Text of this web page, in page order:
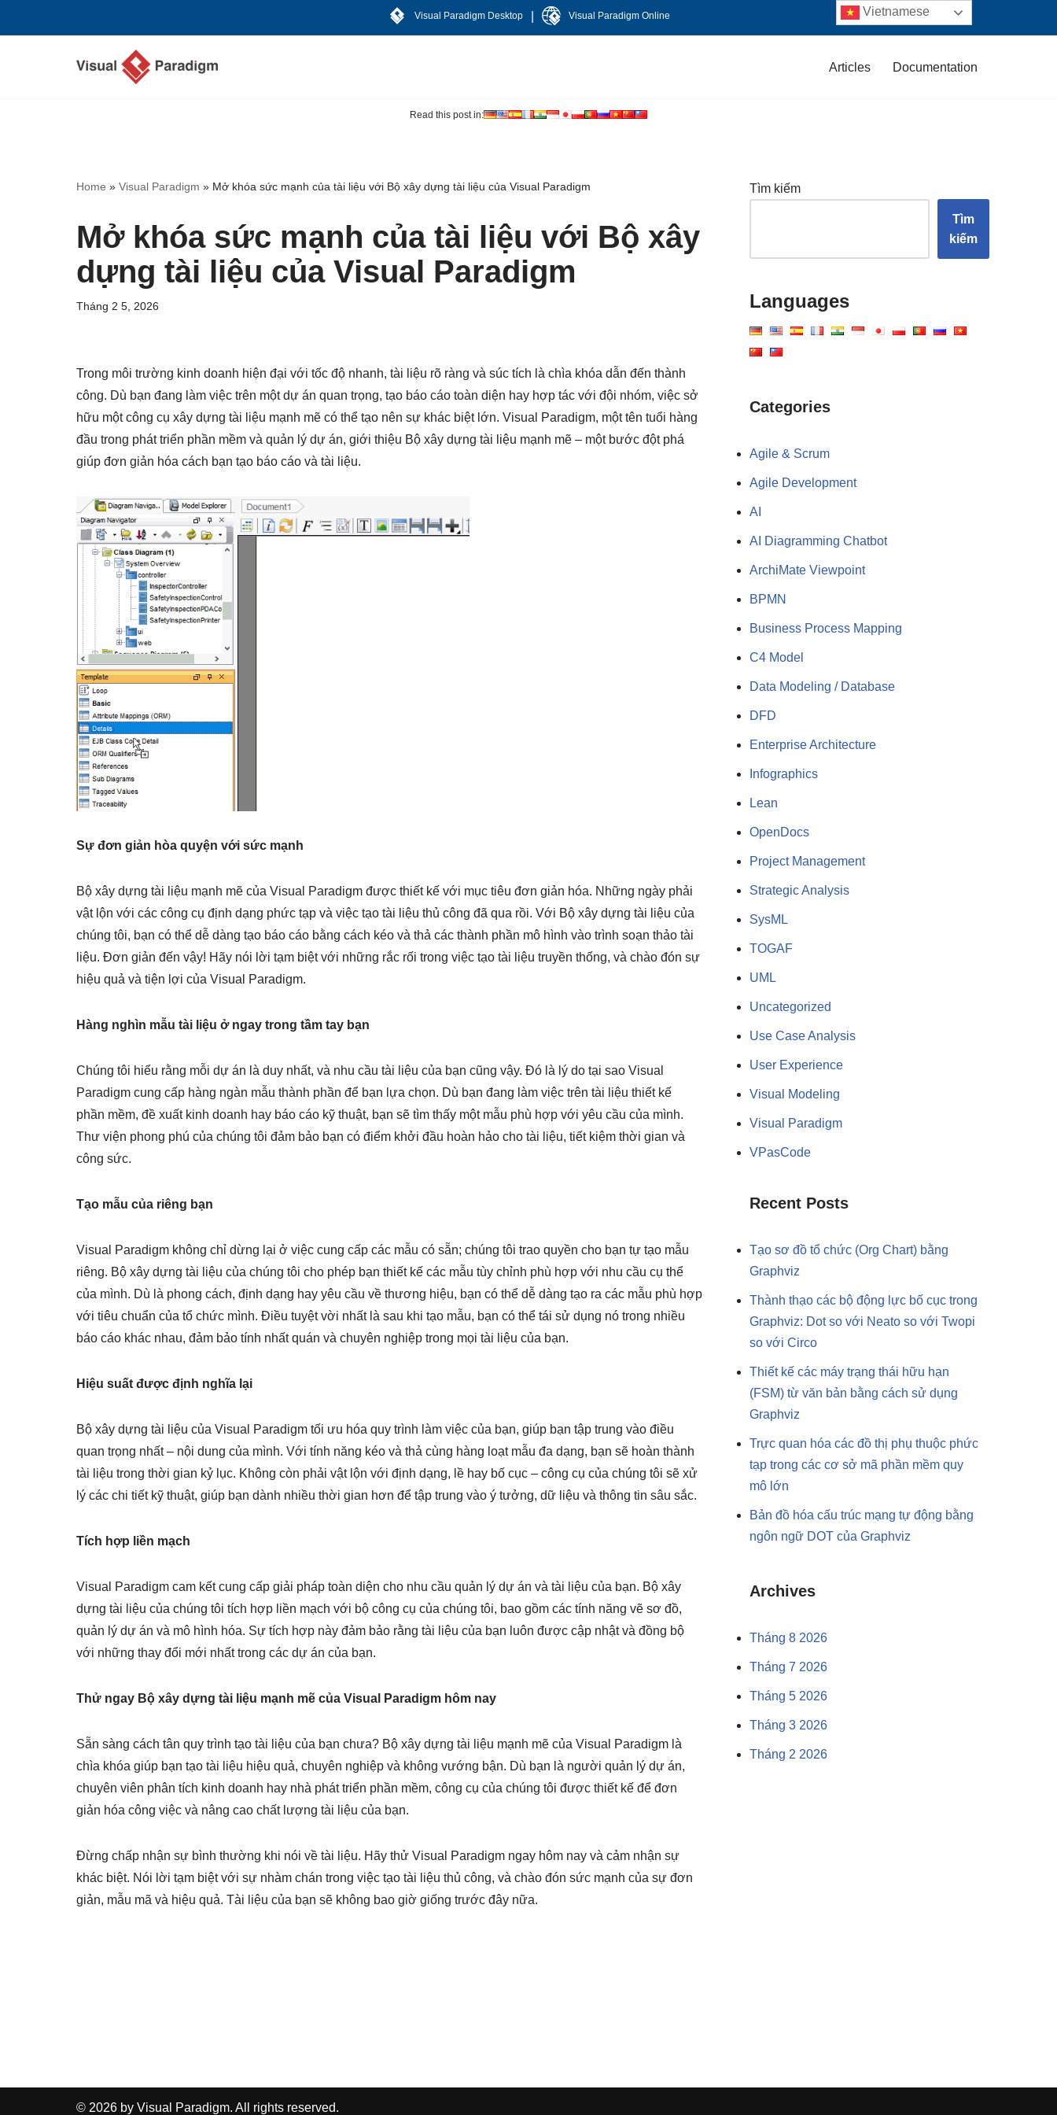
Visual Paradigm Desktop Visual Paradigm Online
Articles Documentation
Read this post in:
Home » Visual Paradigm » Mở khóa sức mạnh của tài liệu với Bộ xây dựng tài liệu của Visual Paradigm
Mở khóa sức mạnh của tài liệu với Bộ xây
dựng tài liệu của Visual Paradigm
Tháng 2 5, 2026
Trong môi trường kinh doanh hiện đại với tốc độ nhanh, tài liệu rõ ràng và súc tích là chìa khóa dẫn đến thành
công. Dù bạn đang làm việc trên một dự án quan trọng, tạo báo cáo toàn diện hay hợp tác với đội nhóm, việc sở
hữu một công cụ xây dựng tài liệu mạnh mẽ có thể tạo nên sự khác biệt lớn. Visual Paradigm, một tên tuổi hàng
đầu trong phát triển phần mềm và quản lý dự án, giới thiệu Bộ xây dựng tài liệu mạnh mẽ – một bước đột phá
giúp đơn giản hóa cách bạn tạo báo cáo và tài liệu.
Sự đơn giản hòa quyện với sức mạnh
Bộ xây dựng tài liệu mạnh mẽ của Visual Paradigm được thiết kế với mục tiêu đơn giản hóa. Những ngày phải
vật lộn với các công cụ định dạng phức tạp và việc tạo tài liệu thủ công đã qua rồi. Với Bộ xây dựng tài liệu của
chúng tôi, bạn có thể dễ dàng tạo báo cáo bằng cách kéo và thả các thành phần mô hình vào trình soạn thảo tài
liệu. Đơn giản đến vậy! Hãy nói lời tạm biệt với những rắc rối trong việc tạo tài liệu truyền thống, và chào đón sự
hiệu quả và tiện lợi của Visual Paradigm.
Hàng nghìn mẫu tài liệu ở ngay trong tầm tay bạn
Chúng tôi hiểu rằng mỗi dự án là duy nhất, và nhu cầu tài liệu của bạn cũng vậy. Đó là lý do tại sao Visual
Paradigm cung cấp hàng ngàn mẫu thành phần để bạn lựa chọn. Dù bạn đang làm việc trên tài liệu thiết kế
phần mềm, đề xuất kinh doanh hay báo cáo kỹ thuật, bạn sẽ tìm thấy một mẫu phù hợp với yêu cầu của mình.
Thư viện phong phú của chúng tôi đảm bảo bạn có điểm khởi đầu hoàn hảo cho tài liệu, tiết kiệm thời gian và
công sức.
Tạo mẫu của riêng bạn
Visual Paradigm không chỉ dừng lại ở việc cung cấp các mẫu có sẵn; chúng tôi trao quyền cho bạn tự tạo mẫu
riêng. Bộ xây dựng tài liệu của chúng tôi cho phép bạn thiết kế các mẫu tùy chỉnh phù hợp với nhu cầu cụ thể
của mình. Dù là phong cách, định dạng hay yêu cầu về thương hiệu, bạn có thể dễ dàng tạo ra các mẫu phù hợp
với tiêu chuẩn của tổ chức mình. Điều tuyệt vời nhất là sau khi tạo mẫu, bạn có thể tái sử dụng nó trong nhiều
báo cáo khác nhau, đảm bảo tính nhất quán và chuyên nghiệp trong mọi tài liệu của bạn.
Hiệu suất được định nghĩa lại
Bộ xây dựng tài liệu của Visual Paradigm tối ưu hóa quy trình làm việc của bạn, giúp bạn tập trung vào điều
quan trọng nhất – nội dung của mình. Với tính năng kéo và thả cùng hàng loạt mẫu đa dạng, bạn sẽ hoàn thành
tài liệu trong thời gian kỷ lục. Không còn phải vật lộn với định dạng, lề hay bố cục – công cụ của chúng tôi sẽ xử
lý các chi tiết kỹ thuật, giúp bạn dành nhiều thời gian hơn để tập trung vào ý tưởng, dữ liệu và thông tin sâu sắc.
Tích hợp liền mạch
Visual Paradigm cam kết cung cấp giải pháp toàn diện cho nhu cầu quản lý dự án và tài liệu của bạn. Bộ xây
dựng tài liệu của chúng tôi tích hợp liền mạch với bộ công cụ của chúng tôi, bao gồm các tính năng vẽ sơ đồ,
quản lý dự án và mô hình hóa. Sự tích hợp này đảm bảo rằng tài liệu của bạn luôn được cập nhật và đồng bộ
với những thay đổi mới nhất trong các dự án của bạn.
Thử ngay Bộ xây dựng tài liệu mạnh mẽ của Visual Paradigm hôm nay
Sẵn sàng cách tân quy trình tạo tài liệu của bạn chưa? Bộ xây dựng tài liệu mạnh mẽ của Visual Paradigm là
chìa khóa giúp bạn tạo tài liệu hiệu quả, chuyên nghiệp và không vướng bận. Dù bạn là người quản lý dự án,
chuyên viên phân tích kinh doanh hay nhà phát triển phần mềm, công cụ của chúng tôi được thiết kế để đơn
giản hóa công việc và nâng cao chất lượng tài liệu của bạn.
Đừng chấp nhận sự bình thường khi nói về tài liệu. Hãy thử Visual Paradigm ngay hôm nay và cảm nhận sự
khác biệt. Nói lời tạm biệt với sự nhàm chán trong việc tạo tài liệu thủ công, và chào đón sức mạnh của sự đơn
giản, mẫu mã và hiệu quả. Tài liệu của bạn sẽ không bao giờ giống trước đây nữa.
Tìm kiếm
Tìm
kiếm
Languages
Categories
Agile & Scrum
Agile Development
AI
AI Diagramming Chatbot
ArchiMate Viewpoint
BPMN
Business Process Mapping
C4 Model
Data Modeling / Database
DFD
Enterprise Architecture
Infographics
Lean
OpenDocs
Project Management
Strategic Analysis
SysML
TOGAF
UML
Uncategorized
Use Case Analysis
User Experience
Visual Modeling
Visual Paradigm
VPasCode
Recent Posts
Tạo sơ đồ tổ chức (Org Chart) bằng
Graphviz
Thành thạo các bộ động lực bố cục trong
Graphviz: Dot so với Neato so với Twopi
so với Circo
Thiết kế các máy trạng thái hữu hạn
(FSM) từ văn bản bằng cách sử dụng
Graphviz
Trực quan hóa các đồ thị phụ thuộc phức
tạp trong các cơ sở mã phần mềm quy
mô lớn
Bản đồ hóa cấu trúc mạng tự động bằng
ngôn ngữ DOT của Graphviz
Archives
Tháng 8 2026
Tháng 7 2026
Tháng 5 2026
Tháng 3 2026
Tháng 2 2026
© 2026 by Visual Paradigm. All rights reserved.
Vietnamese